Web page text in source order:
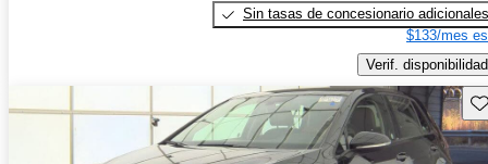
Sin tasas de concesionario adicionales
$133/mes
Verif. disponibilidad